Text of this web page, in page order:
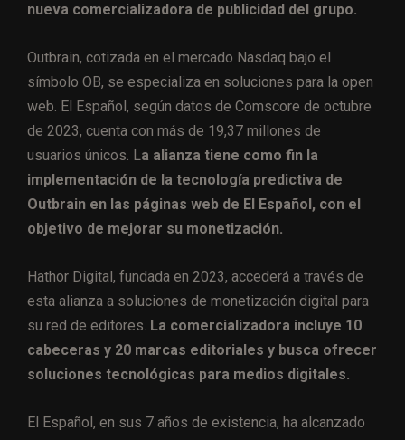
nueva comercializadora de publicidad del grupo.
Outbrain, cotizada en el mercado Nasdaq bajo el
símbolo OB, se especializa en soluciones para la open
web. El Español, según datos de Comscore de octubre
de 2023, cuenta con más de 19,37 millones de
usuarios únicos. La alianza tiene como fin la
implementación de la tecnología predictiva de
Outbrain en las páginas web de El Español, con el
objetivo de mejorar su monetización.
Hathor Digital, fundada en 2023, accederá a través de
esta alianza a soluciones de monetización digital para
su red de editores. La comercializadora incluye 10
cabeceras y 20 marcas editoriales y busca ofrecer
soluciones tecnológicas para medios digitales.
El Español, en sus 7 años de existencia, ha alcanzado